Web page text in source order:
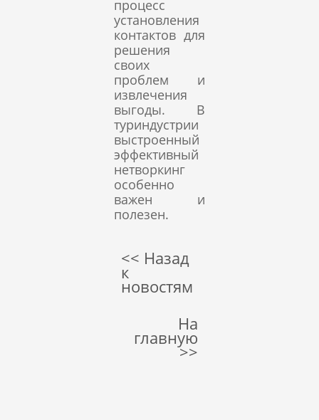
процесс
установления
контактов для
решения
своих
проблем и
извлечения
выгоды. В
туриндустрии
выстроенный
эффективный
нетворкинг
особенно
важен и
полезен.
<< Назад
к
новостям
На
главную
>>